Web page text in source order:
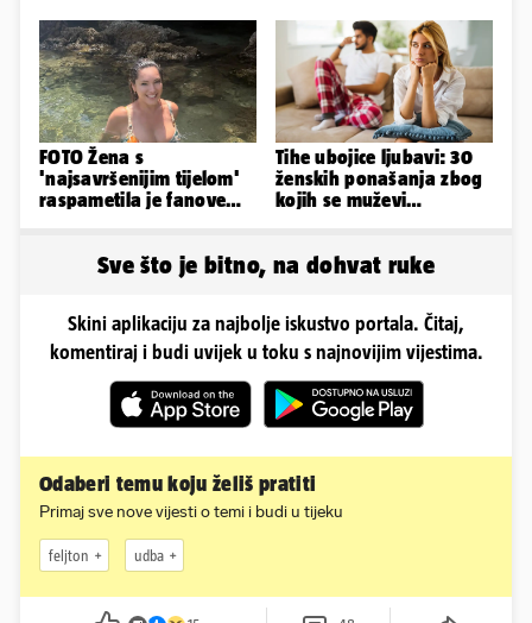
FOTO Žena s
'najsavršenijim tijelom'
raspametila je fanove
Tihe ubojice ljubavi: 30
ženskih ponašanja zbog
kojih se muževi
Sve što je bitno, na dohvat ruke
Skini aplikaciju za najbolje iskustvo portala. Čitaj,
komentiraj i budi uvijek u toku s najnovijim vijestima.
Odaberi temu koju želiš pratiti
Primaj sve nove vijesti o temi i budi u tijeku
feljton udba